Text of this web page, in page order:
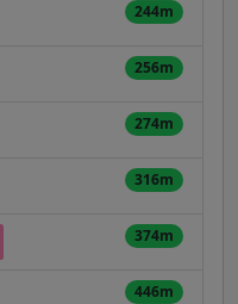
244m
256m
274m
316m
374m
446m